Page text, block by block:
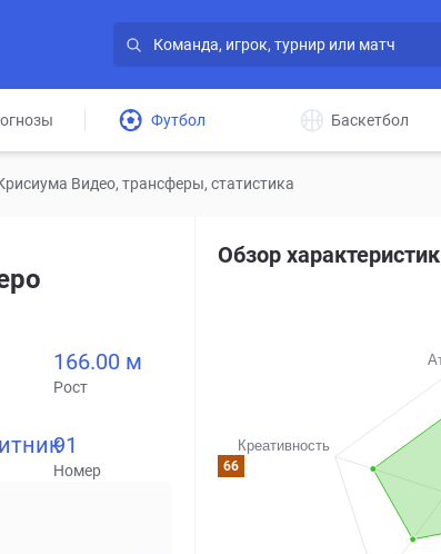
Футбол Баскетбол
Видео, трансферы, статистика
166.00 м
Рост
91
Номер
Обзор характеристик
66